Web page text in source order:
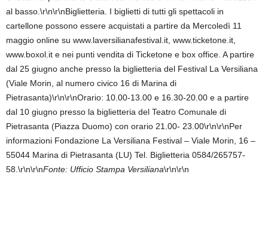
Fonte: Ufficio Stampa Versiliana\r\n\r\n